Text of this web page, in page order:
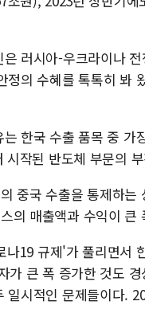
러시아-우크라이나
정의 수혜를 톡톡히 봐
한국 수출 품목 중
시작된 반도체 부문의
중국 수출을 통제하
의 매출액과 수익이 큰
나19 규제'가 풀리면서
가 큰 폭 증가한 것도
일시적인 문제들이다.